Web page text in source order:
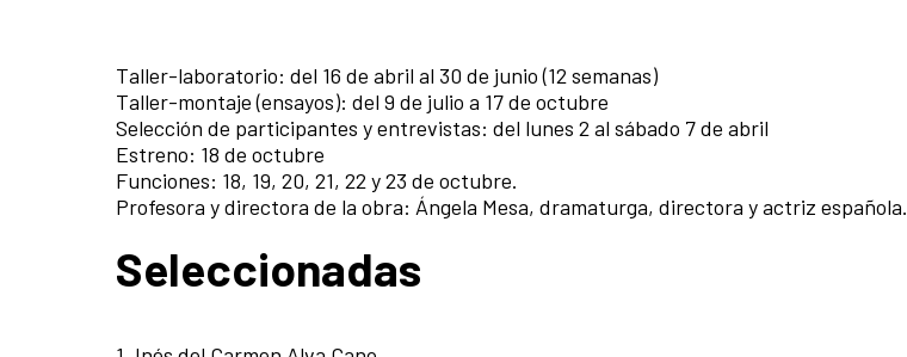
Taller-laboratorio: del 16 de abril al 30 de junio (12 semanas)
Taller-montaje (ensayos): del 9 de julio a 17 de octubre
Selección de participantes y entrevistas: del lunes 2 al sábado 7 de abril
Estreno: 18 de octubre
Funciones: 18, 19, 20, 21, 22 y 23 de octubre.
Profesora y directora de la obra: Ángela Mesa, dramaturga, directora y actriz española.
Seleccionadas